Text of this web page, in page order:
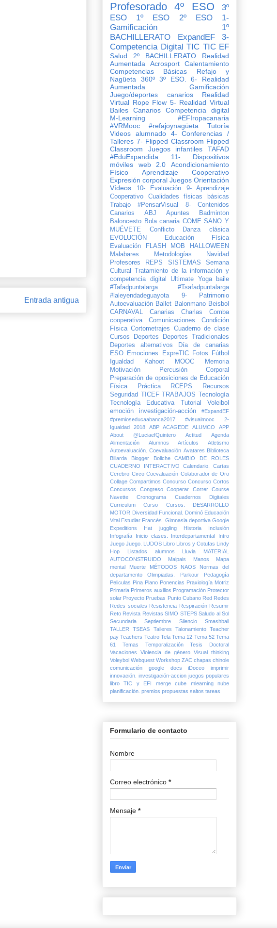
Entrada antigua
Profesorado 4º ESO
3º
ESO
1º ESO 2º ESO
1-
Gamificación
1º
BACHILLERATO
ExpandEF
3-
Competencia Digital TIC TIC EF
Salud 2º BACHILLERATO
Realidad
Aumentada
Acrosport
Calentamiento
Competencias Básicas
Refajo y
Nagüeta
360º 3º ESO.
6- Realidad
Aumentada
Gamificación
Juego/deportes canarios
Realidad
Virtual Rope Flow 5- Realidad Virtual
Bailes Canarios
Competencia digital
M-Learning
#EFIropacanaria
#VRMooc
#refajoynagüeta
Tutoría
Videos
alumnado
4- Conferencias /
Talleres 7- Flipped Classroom Flipped
Classroom
Juegos infantiles
TAFAD
#EduExpandida
11- Dispositivos
móviles
web 2.0
Acondicionamiento
Físico
Aprendizaje Cooperativo
Expresión corporal Juegos Orientación
Vídeos
10- Evaluación
9- Aprendizaje
Cooperativo
Cualidades físicas básicas
Trabajo
#PensarVisual
8- Contenidos
Canarios
ABJ Apuntes
Badminton
Baloncesto Bola canaria COME SANO Y
MUÉVETE
Conflicto
Danza clásica
EVOLUCIÓN
Evaluación
FLASH MOB
HALLOWEEN
Malabares
Metodologías
Navidad
Profesores
REPS SISTEMAS
Semana
Cultural
Tratamiento de la información y
competencia digital
Ultimate Yoga
baile
#Tafadpuntalarga
#Tsafadpuntalarga
#laleyendadeguayota
9- Patrimonio
Autoevaluación Ballet Balonmano Beisbol
CARNAVAL
Canarias Charlas
Comba
cooperativa
Comunicaciones
Condición
Física Cortometrajes
Cuaderno de clase
Cursos
Deportes
Deportes Tradicionales
Deportes alternativos
Día de canarias
ESO
Emociones ExpreTIC Fotos
Fútbol
Igualdad
Kahoot MOOC
Memoria
Motivación
Percusión Corporal
Preparación de oposiciones de Educación
Física
Práctica RCEPS
Recursos
Seguridad
TICEF TRABAJOS
Tecnología
Tecnología Educativa
Tutorial
Voleibol
emoción
investigación-acción
#ExpandEF
#premioseducaabanca2017
#visualmooc
2-
Igualdad
2018 ABP ACAGEDE ALUMCO
APP
About @LuciaefQuintero
Actitud
Agenda
Alimentación
Alumnos Artículos
Atletismo
Autoevaluación. Coevaluación Avatares Biblioteca
Billarda
Blogger Boliche
CAMBIO DE ROLES
CUADERNO INTERACTIVO
Calendario.
Cartas
Cerebro Circo Coevaluación Colaborador de Oro
Collage Compartimos Concurso Concurso Cortos
Concursos
Congreso Cooperar Correr
Course
Navette
Cronograma
Cuadernos Digitales
Curriculum
Curso Cursos.
DESARROLLO
MOTOR Diversidad Funcional. Dominó Educación
Vital Estudiar Francés. Gimnasia deportiva Google
Expeditions
Hat juggling Historia
Inclusión
Infografía
Inicio clases. Interdepartamental
Intro
Juego Juego. LUDOS Libro Libros y Cotufas
Lindy
Hop
Listados alumnos Lluvia
MATERIAL
AUTOCONSTRUIDO
Malpais Manos
Mapa
mental
Muerte MÉTODOS NAOS
Normas del
departamento
Olimpiadas. Parkour
Pedagogía
Peliculas Pina Plano Ponencias Praxiología Motriz
Primaria Primeros auxilios Programación Protector
solar Proyecto Pruebas Punto Cubano Red Redes
Redes sociales Resistencia Respiración Resumir
Reto Revista Revistas SIMO STEPS Saludo al Sol
Secundaria
Septiembre Silencio
Smashball
TALLER
TSEAS Talleres Talonamiento
Teacher
pay Teachers Teatro Tela Tema 12 Tema 52 Tema
61
Temas Temporalización
Tesis Doctoral
Vacaciones
Violencia de género Visual thinking
Voleybol Webquest Workshop ZAC chapas chinole
comunicación
google docs iDoceo
imprimir
innovación. investigación-accion juegos populares
libro TIC y EFI
merge cube mlearning
nube
planificación. premios propuestas saltos tareas
Formulario de contacto
Nombre
Correo electrónico *
Mensaje *